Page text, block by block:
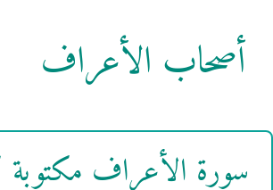
أصحاب الأعراف
سورة الأعراف مكتوبة